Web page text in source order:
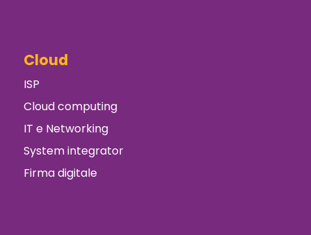
Cloud
ISP
Cloud computing
IT e Networking
System integrator
Firma digitale